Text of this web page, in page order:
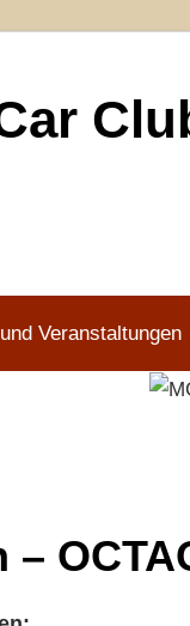
Veranstaltungen